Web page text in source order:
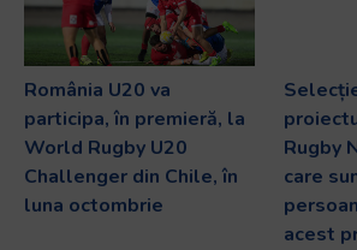
România U20 va
participa, în premieră, la
World Rugby U20
Challenger din Chile, în
luna octombrie
Rugby
care
acest